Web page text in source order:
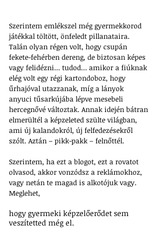
Szerintem emlékszel még gyermekkorod
játékkal töltött, önfeledt pillanataira.
Talán olyan régen volt, hogy csupán
fekete-fehérben dereng, de biztosan képes
vagy felidézni... tudod… amikor a fiúknak
elég volt egy régi kartondoboz, hogy
űrhajóval utazzanak, míg a lányok
anyuci tűsarkújába lépve mesebeli
hercegnővé változtak. Annak idején bátran
elmerültél a képzeleted szülte világban,
ami új kalandokról, új felfedezésekről
szólt. Aztán – pikk-pakk – felnőttél.
Szerintem, ha ezt a blogot, ezt a rovatot
olvasod, akkor vonzódsz a reklámokhoz,
vagy netán te magad is alkotójuk vagy.
Meglehet,
hogy gyermeki képzelőerődet sem
veszítetted még el.